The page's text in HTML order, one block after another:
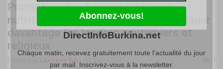
Promotion des bonnes pratiques
nutritionnelles : un forum pour impliquer
davantage les leaders coutumiers et
religieux
0
DirectInfoBurkina.net
Chaque matin, recevez gratuitement toute l'actualité du jour
par mail. Inscrivez-vous à la newsletter.